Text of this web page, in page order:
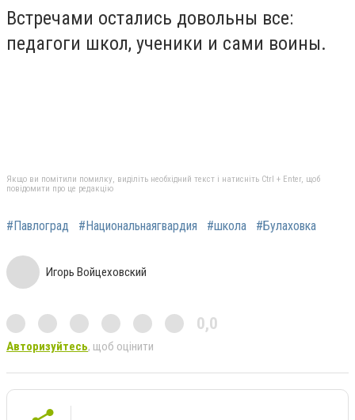
Встречами остались довольны все:
педагоги школ, ученики и сами воины.
Якщо ви помітили помилку, виділіть необхідний текст і натисніть Ctrl + Enter, щоб
повідомити про це редакцію
#Павлоград #Национальнаягвардия #школа #Булаховка
Игорь Войцеховский
0,0
Авторизуйтесь, щоб оцінити